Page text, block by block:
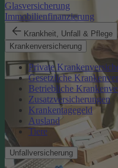
Glasversicherung
Immobilienfinanzierung
Krankheit, Unfall & Pflege
Krankenversicherung
Private
Gesetzliche
Betriebliche
Zusatzversicherungen
Krankentagegeld
Ausland
Tiere
Unfallversicherung